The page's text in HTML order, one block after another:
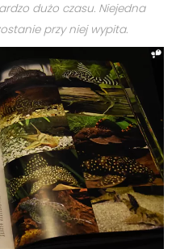
dużo czasu. Niejedna
przy niej wypita.